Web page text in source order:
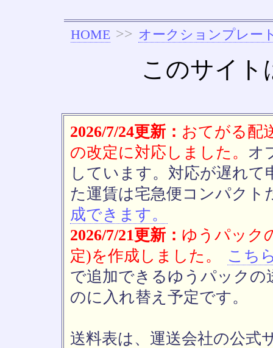
HOME >> オークションプレー
このサイト
2026/7/24更新： おてがる配
の改定に対応しました。 オ
しています。対応が遅れ
た運賃は宅急便コンパクト
成できます。
2026/7/21更新： ゆうパック
定)を作成しました。
こち
で追加できるゆうパックの
のに入れ替え予定です。
送料表は、運送会社の公式